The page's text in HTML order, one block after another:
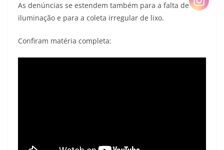
As denúncias se estendem também para a falta de
iluminação e para a coleta irregular de lixo.
Confiram matéria completa: